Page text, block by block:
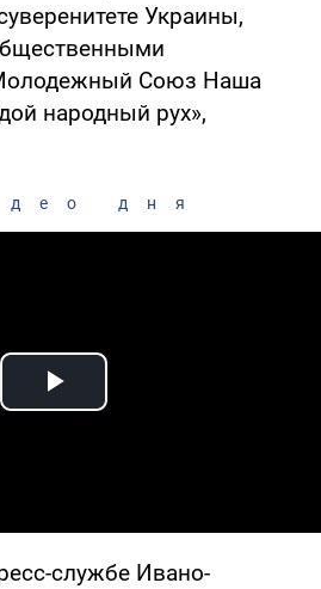
Украины,
Союз Наша
народный рух»,
дня
Play Video
службе Ивано-